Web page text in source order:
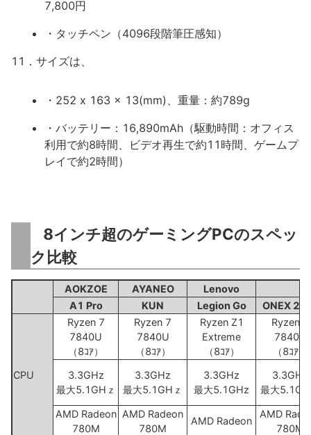
7,800円
・タッチペン（4096段階筆圧感知）
11．サイズは、
・252 x 163 x 13(mm)、重量：約789g
・バッテリー：16,890mAh（駆動時間：オフィス
利用で約8時間、ビデオ再生で約11時間、ゲームプ
レイで約2時間）
8インチ超のゲーミングPCのスペッ
ク比較
AOKZOE AYANEO
Lenovo
A1 Pro
KUN Legion Go ONEX 2
CPU
Ryzen 7
7840U
（8ｺｱ）
Ryzen 7
7840U
（8ｺｱ）
Ryzen Z1
Extreme
（8ｺｱ）
Ryzen 7
7840U
（8ｺｱ）
3.3GHz
最大5.1GHｚ
3.3GHz
最大5.1GHｚ
3.3GHz
最大5.1GHz
3.3GHz
最大
AMD Radeon
780M
AMD Radeon
780M
AMD Radeon
AMD
780M